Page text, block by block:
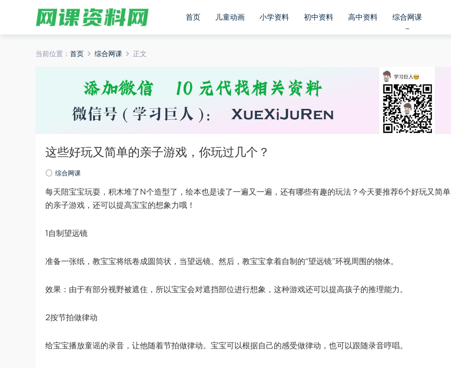
首页 儿童动画 小学资料 初中资料 高中资料 综合网课
当前位置： 首页 综合网课 正文
这些好玩又简单的亲子游戏，你玩过几个？
综合网课
每天陪宝宝玩耍，积木堆了N个造型了，绘本也是读了一遍又一遍，还有哪些有趣的玩法？今天要推荐6个好玩又简单
的亲子游戏，还可以提高宝宝的想象力哦！
1自制望远镜
准备一张纸，教宝宝将纸卷成圆筒状，当望远镜。然后，教宝宝拿着自制的“望远镜”环视周围的物体。
效果：由于有部分视野被遮住，所以宝宝会对遮挡部位进行想象，这种游戏还可以提高孩子的推理能力。
2按节拍做律动
给宝宝播放童谣的录音，让他随着节拍做律动。宝宝可以根据自己的感受做律动，也可以跟随录音哼唱。